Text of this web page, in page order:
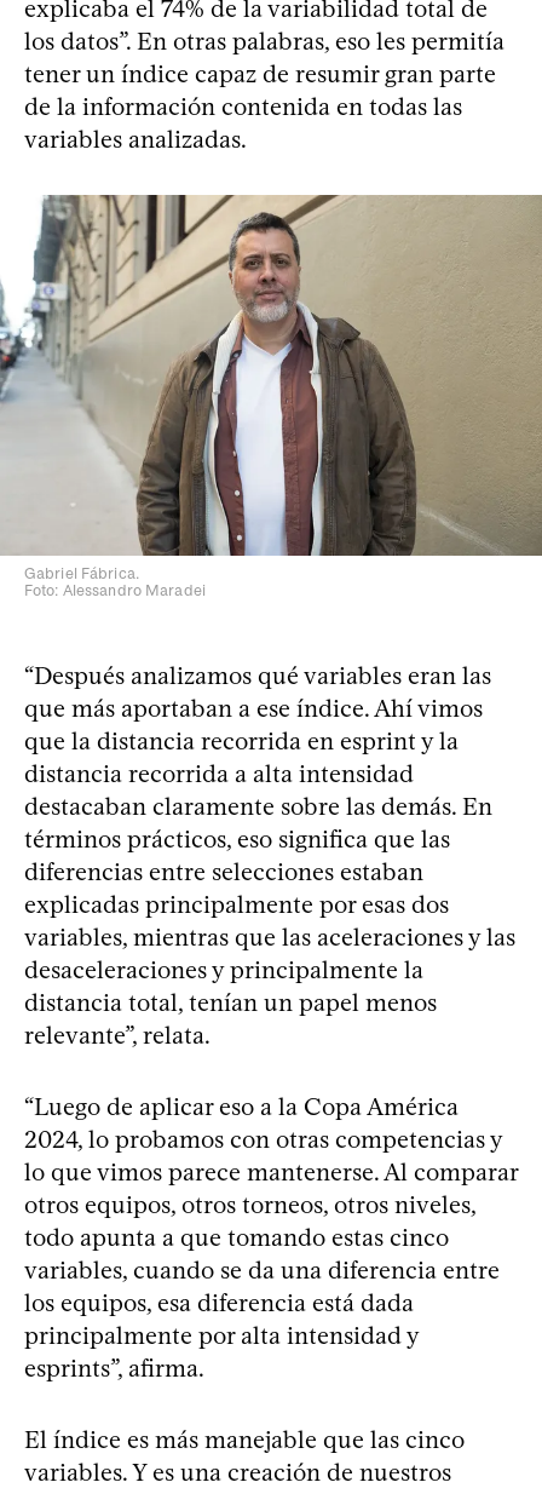
explicaba el 74% de la variabilidad total de
los datos”. En otras palabras, eso les permitía
tener un índice capaz de resumir gran parte
de la información contenida en todas las
variables analizadas.
Gabriel Fábrica.
Foto: Alessandro Maradei
“Después analizamos qué variables eran las
que más aportaban a ese índice. Ahí vimos
que la distancia recorrida en esprint y la
distancia recorrida a alta intensidad
destacaban claramente sobre las demás. En
términos prácticos, eso significa que las
diferencias entre selecciones estaban
explicadas principalmente por esas dos
variables, mientras que las aceleraciones y las
desaceleraciones y principalmente la
distancia total, tenían un papel menos
relevante”, relata.
“Luego de aplicar eso a la Copa América
2024, lo probamos con otras competencias y
lo que vimos parece mantenerse. Al comparar
otros equipos, otros torneos, otros niveles,
todo apunta a que tomando estas cinco
variables, cuando se da una diferencia entre
los equipos, esa diferencia está dada
principalmente por alta intensidad y
esprints”, afirma.
El índice es más manejable que las cinco
variables. Y es una creación de nuestros